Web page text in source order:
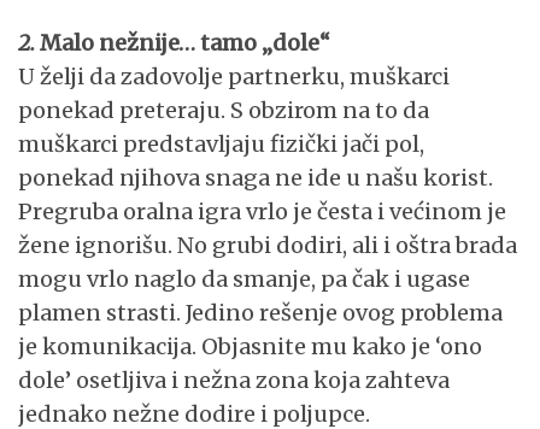
2.Malo nežnije… tamo „dole“
U želji da zadovolje partnerku, muškarci
ponekad preteraju. S obzirom na to da
muškarci predstavljaju fizički jači pol,
ponekad njihova snaga ne ide u našu korist.
Pregruba oralna igra vrlo je česta i većinom je
žene ignorišu. No grubi dodiri, ali i oštra brada
mogu vrlo naglo da smanje, pa čak i ugase
plamen strasti. Jedino rešenje ovog problema
je komunikacija. Objasnite mu kako je ‘ono
dole’ osetljiva i nežna zona koja zahteva
jednako nežne dodire i poljupce.